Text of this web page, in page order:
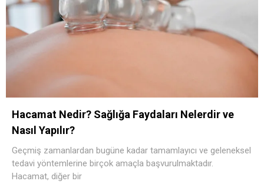
Hacamat Nedir? Sağlığa Faydaları Nelerdir ve
Nasıl Yapılır?
Geçmiş zamanlardan bugüne kadar tamamlayıcı ve geleneksel
tedavi yöntemlerine birçok amaçla başvurulmaktadır.
Hacamat, diğer bir